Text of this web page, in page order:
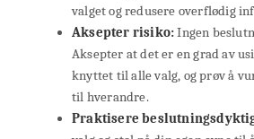
valget og redusere overflødig
Aksepter risiko:Ingen
Aksepter at det er en grad av
knyttet til alle valg, og prøv å
til hverandre.
Praktisere